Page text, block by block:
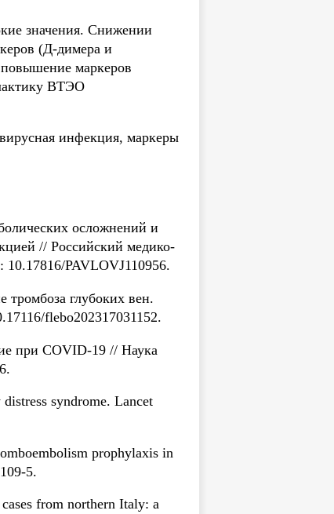
значения. Снижении
(Д-димера и
маркеров
ВТЭО
инфекция, маркеры
осложнений и
// Российский медико-
PAVLOVJ110956.
глубоких вен.
flebo202317031152.
при COVID-19 // Наука
syndrome. Lancet
prophylaxis in
5.
from northern Italy: a